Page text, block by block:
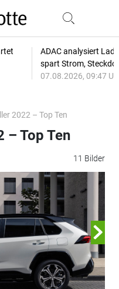
ADAC analysiert
spart Strom,
07.08.2026, 09:47
2022 – Top Ten
11 Bilder
– Top Ten